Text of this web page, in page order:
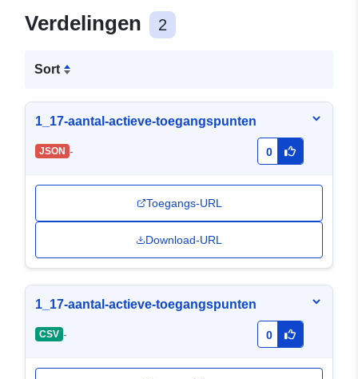
Verdelingen 2
Sort
1_17-aantal-actieve-toegangspunten
JSON - 0
Toegangs-URL
Download-URL
1_17-aantal-actieve-toegangspunten
CSV - 0